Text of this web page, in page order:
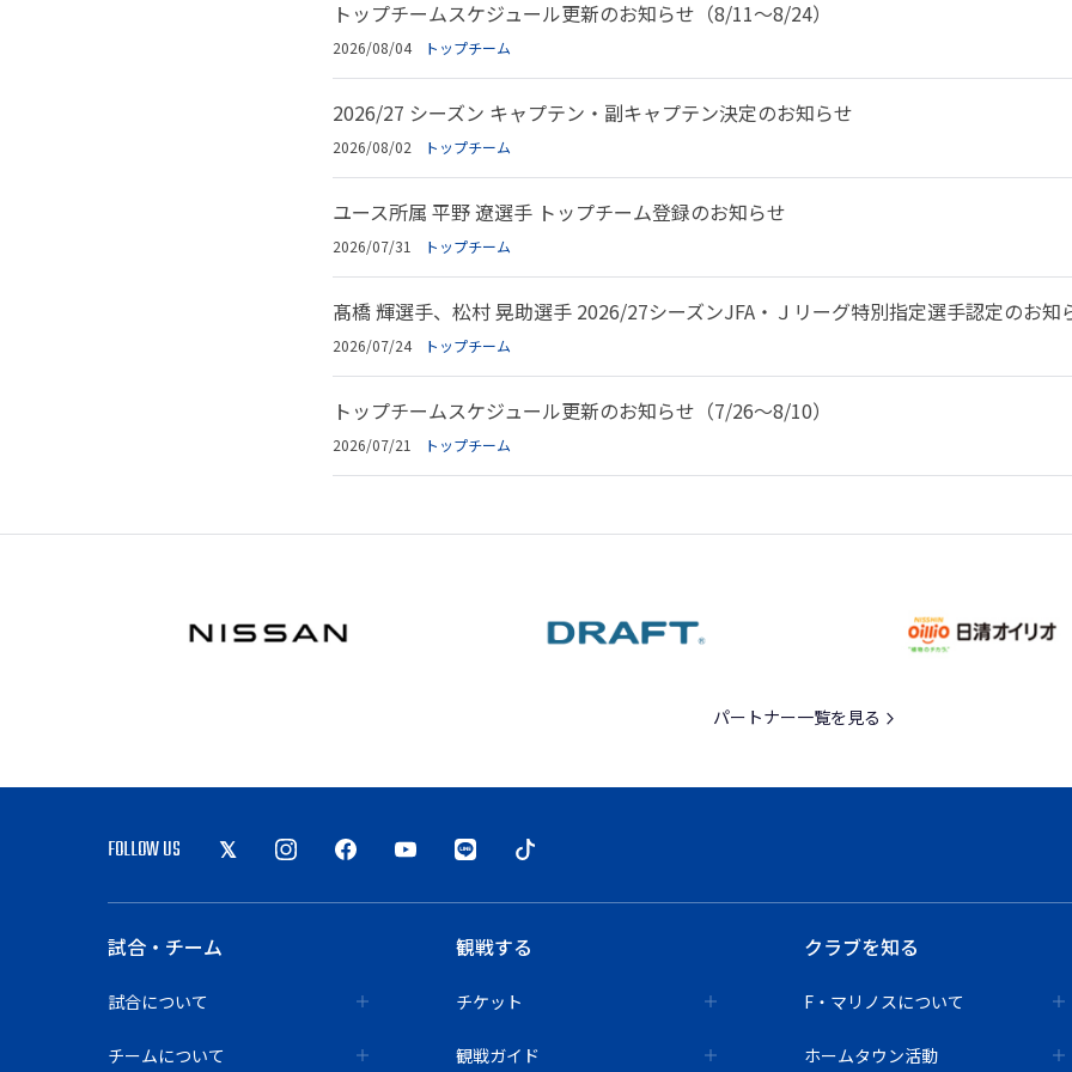
トップチームスケジュール更新のお知らせ（8/11～8/24）
2026/08/04 トップチーム
2026/27 シーズン キャプテン・副キャプテン決定のお知らせ
2026/08/02 トップチーム
ユース所属 平野 遼選手 トップチーム登録のお知らせ
2026/07/31 トップチーム
髙橋 輝選手、松村 晃助選手 2026/27シーズンJFA・Ｊリーグ特別指定選手認定のお知
2026/07/24 トップチーム
トップチームスケジュール更新のお知らせ（7/26～8/10）
2026/07/21 トップチーム
パートナー一覧を見る
FOLLOW US
試合・チーム
試合について
チームについて
観戦する
チケット
観戦ガイド
クラブを知る
F・マリノスについて
ホームタウン活動